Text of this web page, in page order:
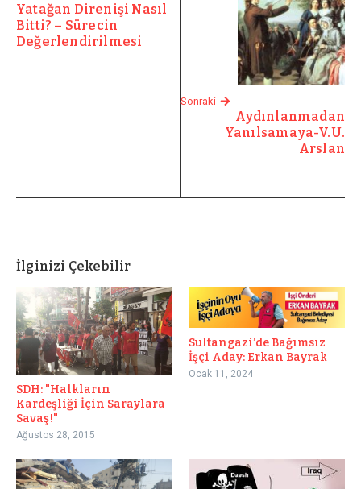
Yatağan Direnişi Nasıl
Bitti? – Sürecin
Değerlendirilmesi
Sonraki
Aydınlanmadan
Yanılsamaya-V.U.
Arslan
İlginizi Çekebilir
SDH: "Halkların
Kardeşliği İçin Saraylara
Savaş!"
Ağustos 28, 2015
Sultangazi’de Bağımsız
İşçi Aday: Erkan Bayrak
Ocak 11, 2024